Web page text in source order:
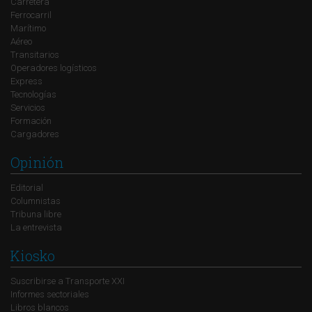
Ferrocarril
Marítimo
Aéreo
Transitarios
Operadores logísticos
Express
Tecnologías
Servicios
Formación
Cargadores
Opinión
Editorial
Columnistas
Tribuna libre
La entrevista
Kiosko
Suscribirse a Transporte XXI
Informes sectoriales
Libros blancos